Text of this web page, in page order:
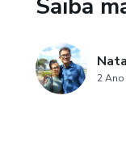
Saiba
2